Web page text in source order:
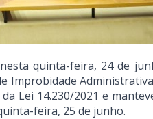
quinta-feira, 24 de
Improbidade
Lei 14.230/2021 e
feira, 25 de junho.